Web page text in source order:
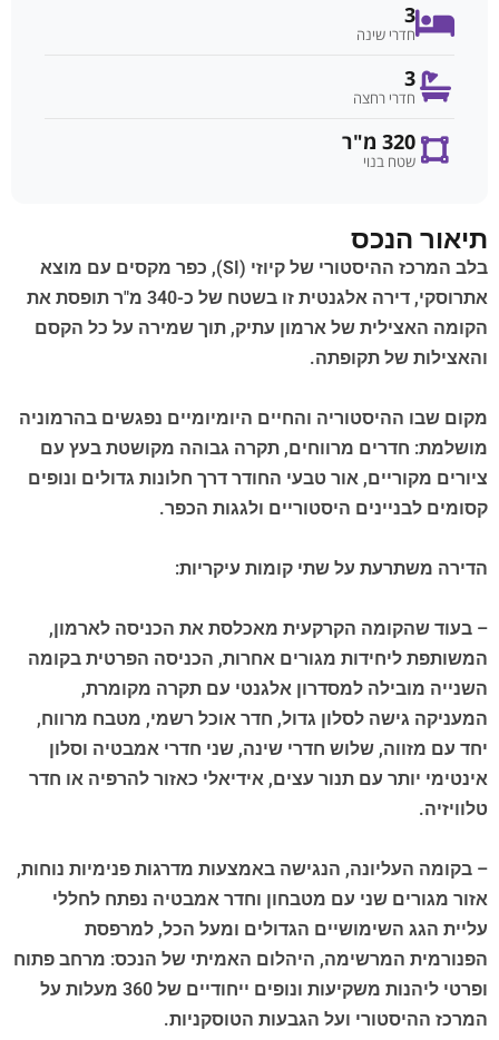
3
חדרי שינה
3
חדרי רחצה
320 מ"ר
שטח בנוי
תיאור הנכס
בלב המרכז ההיסטורי של קיוזי (SI), כפר מקסים עם מוצא
אתרוסקי, דירה אלגנטית זו בשטח של כ-340 מ"ר תופסת את
הקומה האצילית של ארמון עתיק, תוך שמירה על כל הקסם
והאצילות של תקופתה.
מקום שבו ההיסטוריה והחיים היומיומיים נפגשים בהרמוניה
מושלמת: חדרים מרווחים, תקרה גבוהה מקושטת בעץ עם
ציורים מקוריים, אור טבעי החודר דרך חלונות גדולים ונופים
קסומים לבניינים היסטוריים ולגגות הכפר.
הדירה משתרעת על שתי קומות עיקריות:
– בעוד שהקומה הקרקעית מאכלסת את הכניסה לארמון,
המשותפת ליחידות מגורים אחרות, הכניסה הפרטית בקומה
השנייה מובילה למסדרון אלגנטי עם תקרה מקומרת,
המעניקה גישה לסלון גדול, חדר אוכל רשמי, מטבח מרווח,
יחד עם מזווה, שלוש חדרי שינה, שני חדרי אמבטיה וסלון
אינטימי יותר עם תנור עצים, אידיאלי כאזור להרפיה או חדר
טלוויזיה.
– בקומה העליונה, הנגישה באמצעות מדרגות פנימיות נוחות,
אזור מגורים שני עם מטבחון וחדר אמבטיה נפתח לחללי
עליית הגג השימושיים הגדולים ומעל הכל, למרפסת
הפנורמית המרשימה, היהלום האמיתי של הנכס: מרחב פתוח
ופרטי ליהנות משקיעות ונופים ייחודיים של 360 מעלות על
המרכז ההיסטורי ועל הגבעות הטוסקניות.